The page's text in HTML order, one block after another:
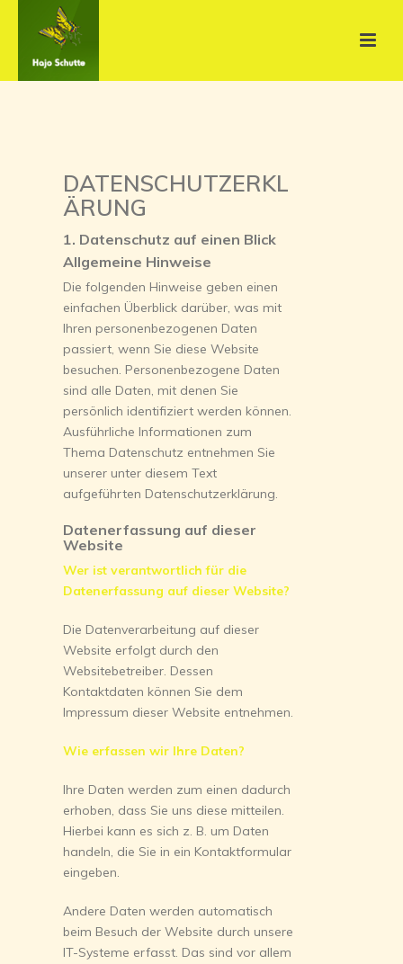
DATENSCHUTZERKL
ÄRUNG
1. Datenschutz auf einen Blick
Allgemeine Hinweise
Die folgenden Hinweise geben einen
einfachen Überblick darüber, was mit
Ihren personenbezogenen Daten
passiert, wenn Sie diese Website
besuchen. Personenbezogene Daten
sind alle Daten, mit denen Sie
persönlich identifiziert werden können.
Ausführliche Informationen zum
Thema Datenschutz entnehmen Sie
unserer unter diesem Text
aufgeführten Datenschutzerklärung.
Datenerfassung auf dieser
Website
Wer ist verantwortlich für die
Datenerfassung auf dieser Website?
Die Datenverarbeitung auf dieser
Website erfolgt durch den
Websitebetreiber. Dessen
Kontaktdaten können Sie dem
Impressum dieser Website entnehmen.
Wie erfassen wir Ihre Daten?
Ihre Daten werden zum einen dadurch
erhoben, dass Sie uns diese mitteilen.
Hierbei kann es sich z. B. um Daten
handeln, die Sie in ein Kontaktformular
eingeben.
Andere Daten werden automatisch
beim Besuch der Website durch unsere
IT-Systeme erfasst. Das sind vor allem